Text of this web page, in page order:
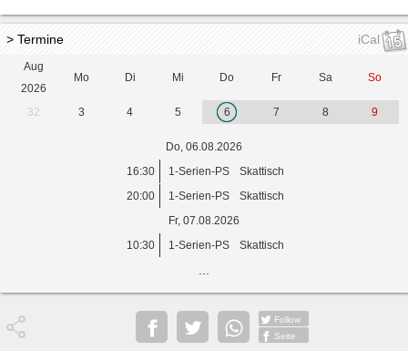
> Termine iCal
Aug
2026
Mo Di Mi Do Fr Sa So
32 3 4 5 6 7 8 9
Do, 06.08.2026
16:30
1-Serien-PS
Skattisch
20:00
1-Serien-PS
Skattisch
Fr, 07.08.2026
10:30
1-Serien-PS Skattisch
Follow
Seite